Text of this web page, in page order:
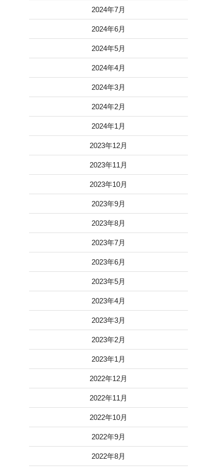
2024年7月
2024年6月
2024年5月
2024年4月
2024年3月
2024年2月
2024年1月
2023年12月
2023年11月
2023年10月
2023年9月
2023年8月
2023年7月
2023年6月
2023年5月
2023年4月
2023年3月
2023年2月
2023年1月
2022年12月
2022年11月
2022年10月
2022年9月
2022年8月